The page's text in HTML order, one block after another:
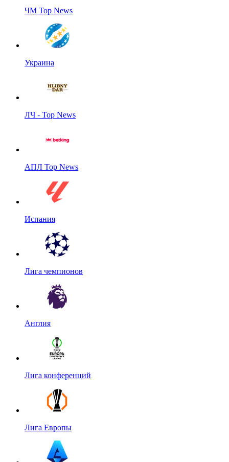
ЧМ Top News
Украина
ЛЧ - Top News
АПЛ Top News
Испания
Лига чемпионов
Англия
Лига конференций
Лига Европы